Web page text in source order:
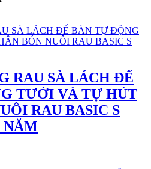
RAU SÀ LÁCH ĐỂ
TƯỚI VÀ TỰ HÚT
RAU BASIC S
NĂM